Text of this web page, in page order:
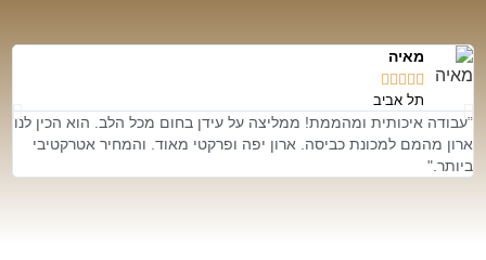
מאיה





תל אביב
"עבודה איכותית ומהממת! ממליצה על עידן בחום מכל הלב. הוא הכין לנו
ארון מהמם למכונת כביסה. ארון יפה ופרקטי מאוד. והמחיר אטרקטיבי
ביותר."